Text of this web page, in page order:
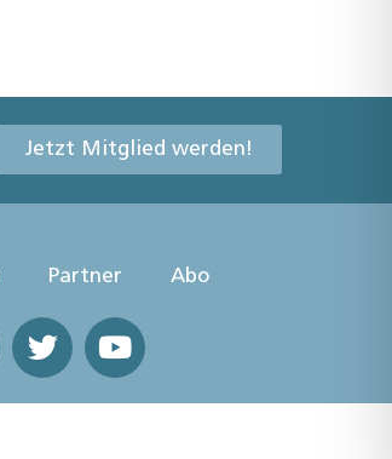
Jetzt Mitglied werden!
Partner Abo